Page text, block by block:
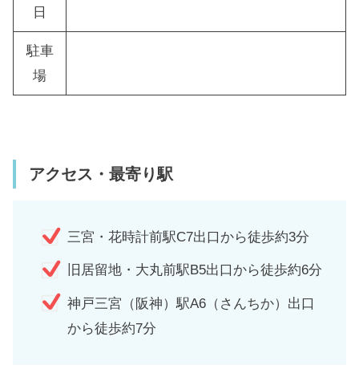
日
駐車
場
アクセス・最寄り駅
三宮・花時計前駅C7出口から徒歩約3分
旧居留地・大丸前駅B5出口から徒歩約6分
神戸三宮（阪神）駅A6（さんちか）出口
から徒歩約7分